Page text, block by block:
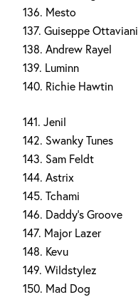
136. Mesto
137. Guiseppe Ottaviani
138. Andrew Rayel
139. Luminn
140. Richie Hawtin
141. Jenil
142. Swanky Tunes
143. Sam Feldt
144. Astrix
145. Tchami
146. Daddy’s Groove
147. Major Lazer
148. Kevu
149. Wildstylez
150. Mad Dog